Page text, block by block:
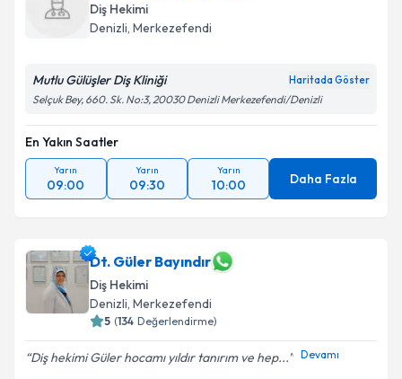
Diş Hekimi
Denizli, Merkezefendi
Mutlu Gülüşler Diş Kliniği Haritada Göster
Selçuk Bey, 660. Sk. No:3, 20030 Denizli Merkezefendi/Denizli
En Yakın Saatler
Yarın
09:00
Yarın
09:30
Yarın
10:00 Daha Fazla
Dt. Güler Bayındır
Diş Hekimi
Denizli, Merkezefendi
5 (134 Değerlendirme)
Diş hekimi Güler hocamı yıldır tanırım ve hep... Devamı